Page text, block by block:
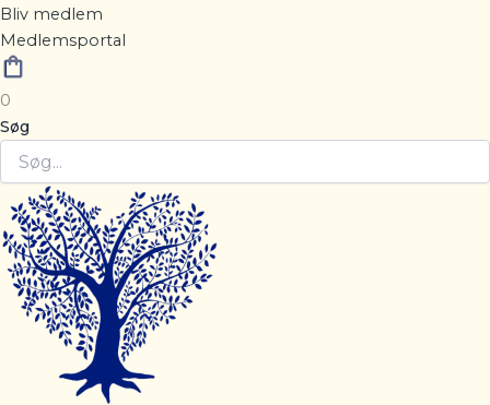
Bliv medlem
Medlemsportal
0
Søg